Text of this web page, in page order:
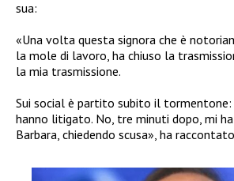
sua:
«Una volta questa signora che è
la mole di lavoro, ha chiuso la
la mia trasmissione.
Sui social è partito subito il
hanno litigato. No, tre minuti dopo, mi
Barbara, chiedendo scusa», ha